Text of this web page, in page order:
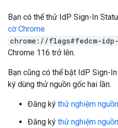
Bạn có thể thử IdP Sign-In
cờ Chrome
chrome://flags#fedcm-
Chrome 116 trở lên.
Bạn cũng có thể bật IdP Sign-
ký dùng thử nguồn gốc hai lần:
Đăng ký thử nghiệm
Đăng ký thử nghiệm